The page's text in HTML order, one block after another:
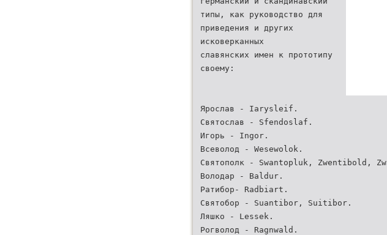
типы, как руководство для
приведения и других
исковерканных
славянских имен к прототипу
своему:
Ярослав - Iarysleif.
Святослав - Sfendoslaf.
Игорь - Ingor.
Всеволод - Wesewolok.
Святополк - Swantopluk, Zwentibold,
Володар - Baldur.
Ратибор- Radbiart.
Святобор - Suantibor, Suitibor.
Ляшко - Lessek.
Рогволод - Ragnwald.